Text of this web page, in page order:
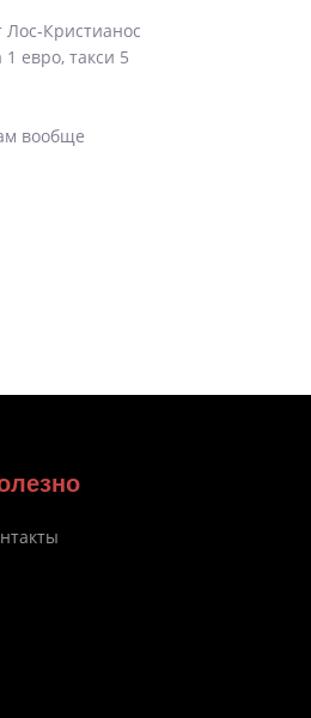
Кристианос
евро, такси 5
вообще